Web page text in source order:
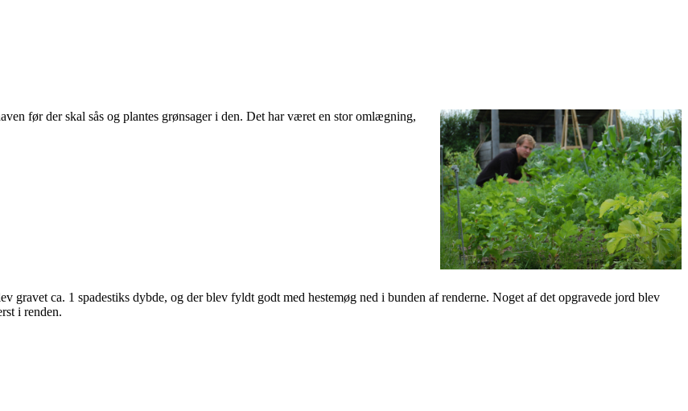
før der skal sås og plantes grønsager i den. Det har været en stor omlægning,
gravet ca. 1 spadestiks dybde, og der blev fyldt godt med hestemøg ned i bunden af renderne. Noget af det opgravede jord blev
i renden.